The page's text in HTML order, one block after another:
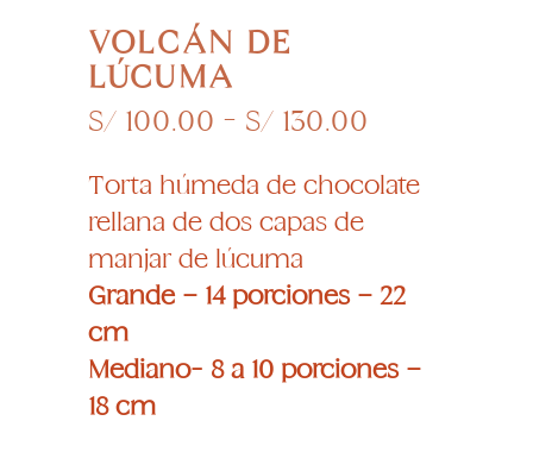
VOLCÁN DE
LÚCUMA
S/ 100.00 - S/ 130.00
precios:
S/ 130.00
Torta húmeda de chocolate
rellana de dos capas de
manjar de lúcuma
Grande – 14 porciones – 22
cm
Mediano- 8 a 10 porciones –
18 cm